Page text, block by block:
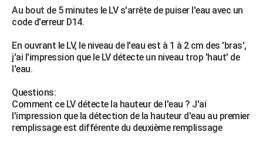
PROGRAMME TV
S'inscrire
Se connecter
Lycées
Collèges
Primaires
Universités
Entreprises
Service militaire
Avis de recherche
AVIS DE DÉCÈS
Bricolage
Lifestyle
Culture
Sport
Auto
Television
Voyage
Cinema
Au bout de 5 minutes le LV s'arrête de puiser l'eau avec un
code d'erreur D14.
En ouvrant le LV, le niveau de l'eau est à 1 à 2 cm des 'bras',
j'ai l'impression que le LV détecte un niveau trop 'haut' de
l'eau.
Questions:
Comment ce LV détecte la hauteur de l'eau ? J'ai
l'impression que la détection de la hauteur d'eau au premier
remplissage est différente du deuxième remplissage